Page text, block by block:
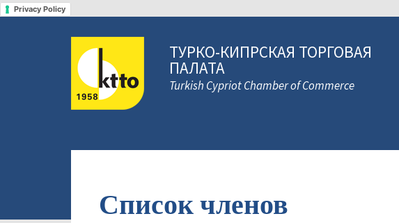
Privacy Policy
ТУРКО-КИПРСКАЯ ТОРГОВАЯ
ПАЛАТА
Turkish Cypriot Chamber of Commerce
Список членов